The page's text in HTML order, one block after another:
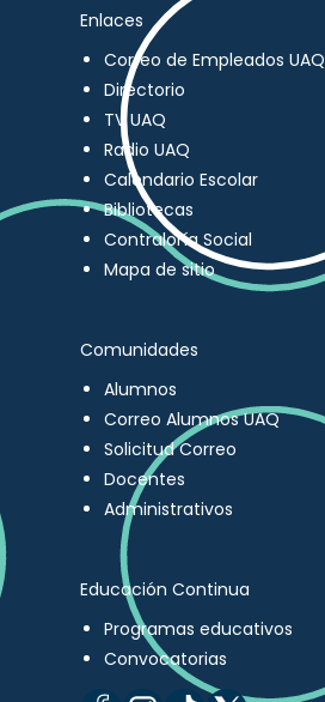
Enlaces
Correo de Empleados UAQ
Directorio
TV UAQ
Radio UAQ
Calendario Escolar
Bibliotecas
Contraloría Social
Mapa de sitio
Comunidades
Alumnos
Correo Alumnos UAQ
Solicitud Correo
Docentes
Administrativos
Educación Continua
Programas educativos
Convocatorias